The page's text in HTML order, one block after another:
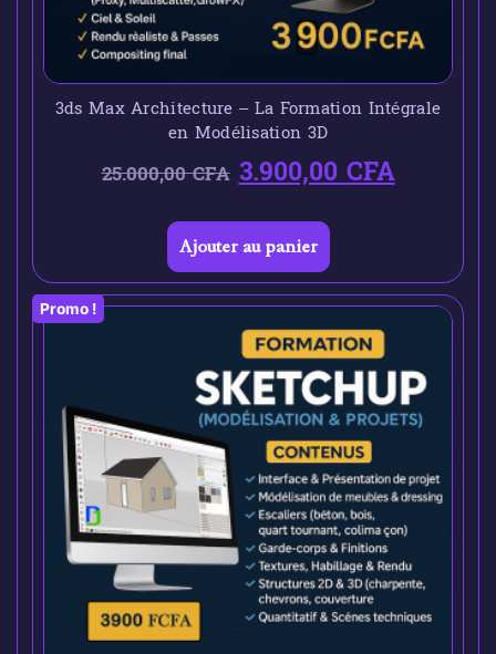
3ds Max Architecture – La Formation Intégrale
en Modélisation 3D
25.000,00CFA 3.900,00CFA
Ajouter au panier
Promo !